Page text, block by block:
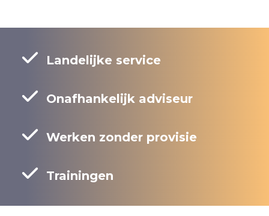
Landelijke service
Onafhankelijk adviseur
Werken zonder provisie
Trainingen